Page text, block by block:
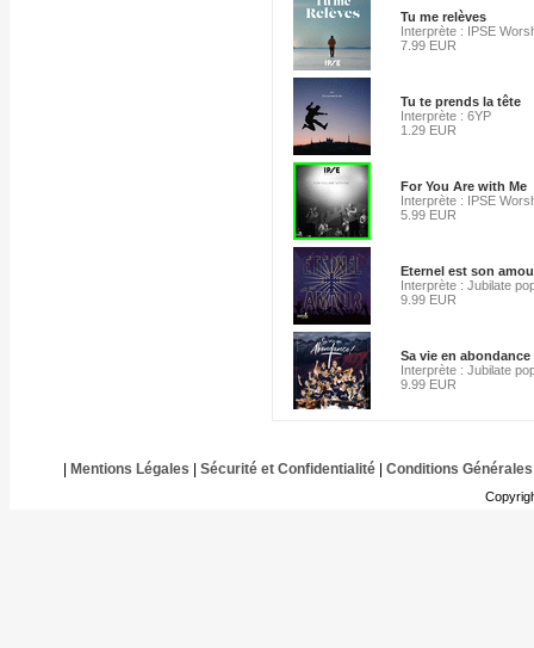
Tu me relèves
Interprète : IPSE
7.99 EUR
Tu te prends la tête
Interprète : 6YP
1.29 EUR
For You Are with Me
Interprète : IPSE
5.99 EUR
Eternel est son
Interprète : Jubilate
9.99 EUR
Sa vie en abondance
Interprète : Jubilate
9.99 EUR
Mentions Légales Sécurité et Confidentialité| Conditions Générales